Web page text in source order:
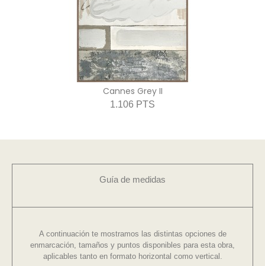
Cannes Grey II
1.106 PTS
Guía de medidas
A continuación te mostramos las distintas opciones de
enmarcación, tamaños y puntos disponibles para esta obra,
aplicables tanto en formato horizontal como vertical.